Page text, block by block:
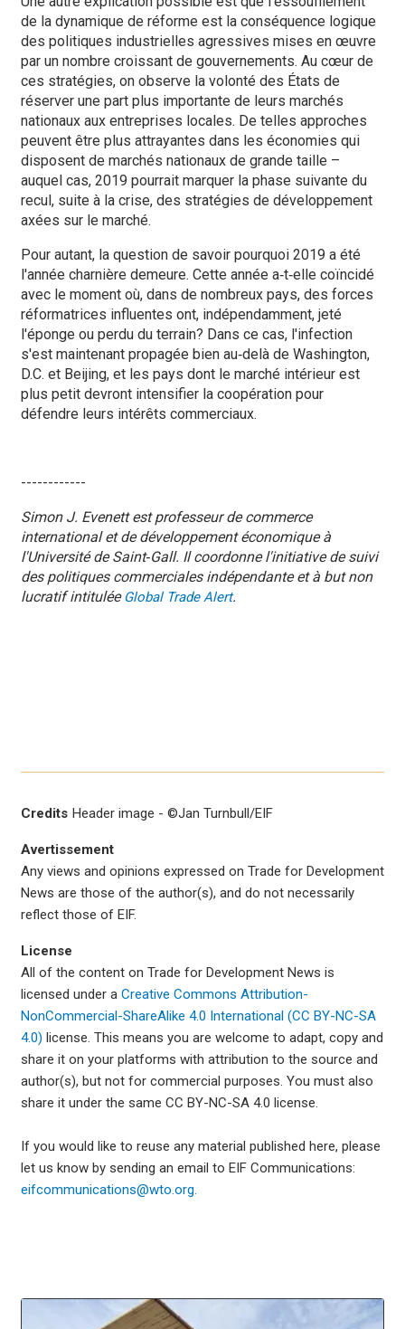
de la dynamique de réforme est la conséquence logique
des politiques industrielles agressives mises en œuvre
par un nombre croissant de gouvernements. Au cœur de
ces stratégies, on observe la volonté des États de
réserver une part plus importante de leurs marchés
nationaux aux entreprises locales. De telles approches
peuvent être plus attrayantes dans les économies qui
disposent de marchés nationaux de grande taille –
auquel cas, 2019 pourrait marquer la phase suivante du
recul, suite à la crise, des stratégies de développement
axées sur le marché.
Pour autant, la question de savoir pourquoi 2019 a été
l'année charnière demeure. Cette année a‑t‑elle coïncidé
avec le moment où, dans de nombreux pays, des forces
réformatrices influentes ont, indépendamment, jeté
l'éponge ou perdu du terrain? Dans ce cas, l'infection
s'est maintenant propagée bien au‑delà de Washington,
D.C. et Beijing, et les pays dont le marché intérieur est
plus petit devront intensifier la coopération pour
défendre leurs intérêts commerciaux.
------------
Simon J. Evenett est professeur de commerce
international et de développement économique à
l'Université de Saint‑Gall. Il coordonne l'initiative de suivi
des politiques commerciales indépendante et à but non
lucratif intitulée Global Trade Alert.
Credits Header image - ©Jan Turnbull/EIF
Avertissement
Any views and opinions expressed on Trade for Development
News are those of the author(s), and do not necessarily
reflect those of EIF.
License
All of the content on Trade for Development News is
licensed under a Creative Commons Attribution-
NonCommercial-ShareAlike 4.0 International (CC BY-NC-SA
4.0) license. This means you are welcome to adapt, copy and
share it on your platforms with attribution to the source and
author(s), but not for commercial purposes. You must also
share it under the same CC BY-NC-SA 4.0 license.
If you would like to reuse any material published here, please
let us know by sending an email to EIF Communications:
eifcommunications@wto.org.